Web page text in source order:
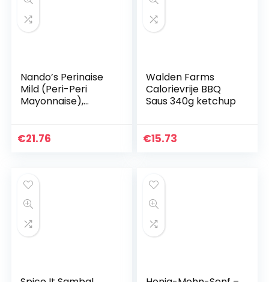
Nando’s Perinaise
Mild (Peri-Peri
Mayonnaise),
€21.76
Walden Farms
Calorievrije BBQ
Saus 340g ketchup
€15.73